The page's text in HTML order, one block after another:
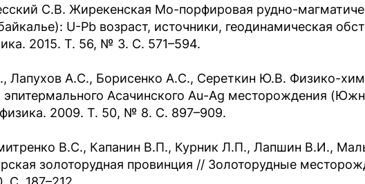
С.В. Жирекенская Mo-порфировая рудно-
U-Pb возраст, источники, геодинамическая
2015. Т. 56, № 3. С. 571–594.
Лапухов А.С., Борисенко А.С., Сереткин Ю.В. Физико-
Асачинского Au-Ag месторождения
2009. Т. 50, № 8. С. 897–909.
В.С., Капанин В.П., Курник Л.П., Лапшин В.И.,
золоторудная провинция // Золоторудные